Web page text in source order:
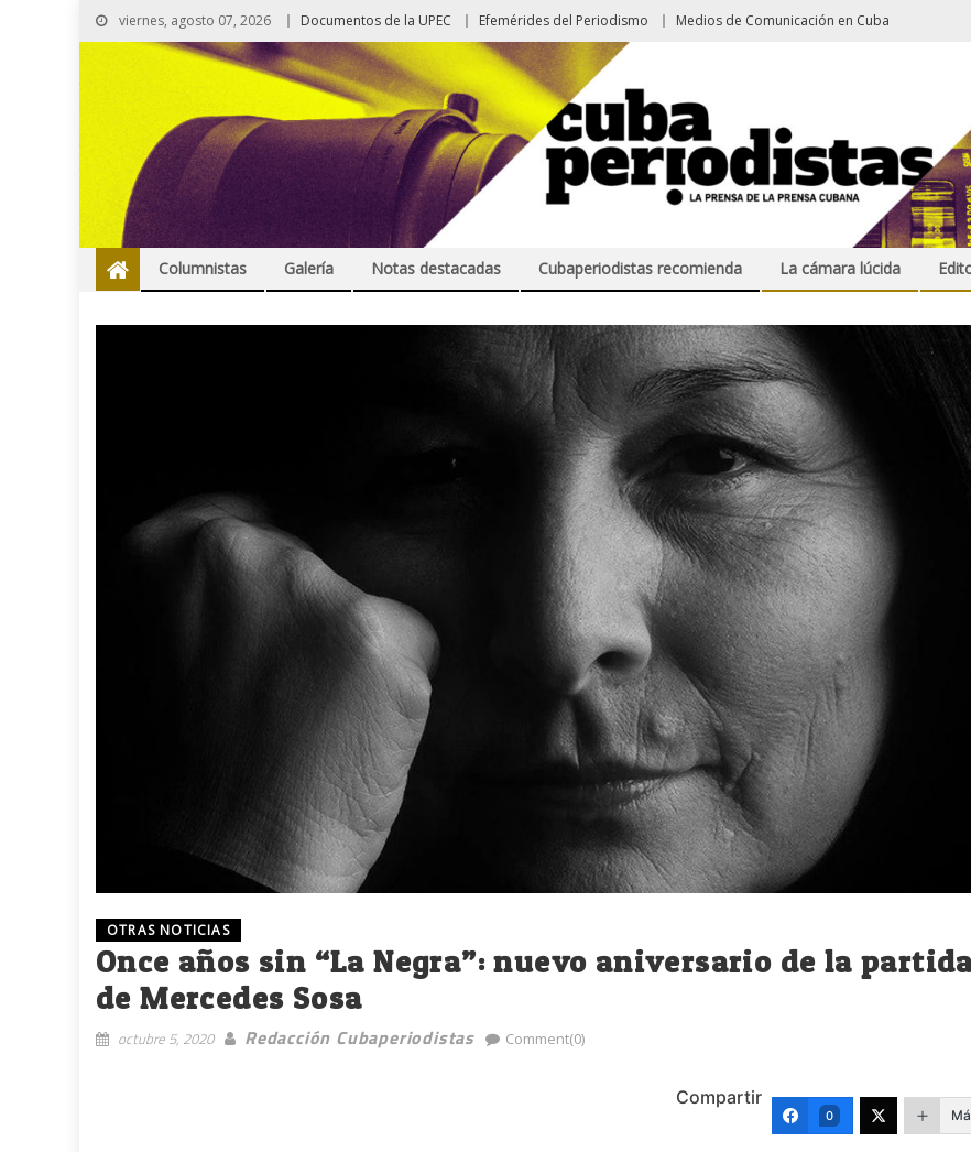
viernes, agosto 07, 2026 Documentos de la UPEC Efemérides del Periodismo Medios de Comunicación en Cuba
Columnistas Galería Notas destacadas Cubaperiodistas recomienda La cámara lúcida
OTRAS NOTICIAS
Once años sin “La Negra”: nuevo aniversario de la
de Mercedes Sosa
octubre 5, 2020 Redacción Cubaperiodistas Comment(0)
Compartir
0